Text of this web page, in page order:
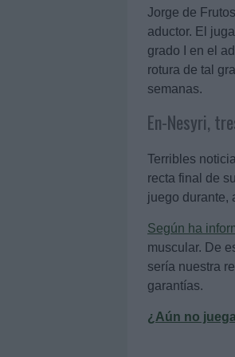
Jorge de
aductor. El
grado I en el
rotura de tal
semanas.
En-Nesyri,
Terribles
recta final de
juego durante,
Según ha
muscular. De
sería nuestra
garantías.
¿Aún no